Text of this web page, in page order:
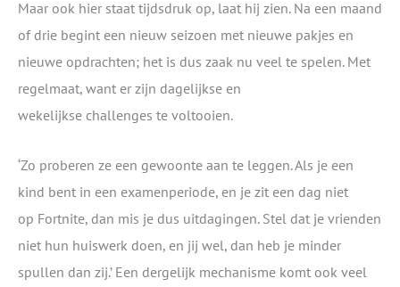
Maar ook hier staat tijdsdruk op, laat hij zien. Na een maand
of drie begint een nieuw seizoen met nieuwe pakjes en
nieuwe opdrachten; het is dus zaak nu veel te spelen. Met
regelmaat, want er zijn dagelijkse en
wekelijkse challenges te voltooien.
‘Zo proberen ze een gewoonte aan te leggen. Als je een
kind bent in een examenperiode, en je zit een dag niet
op Fortnite, dan mis je dus uitdagingen. Stel dat je vrienden
niet hun huiswerk doen, en jij wel, dan heb je minder
spullen dan zij.’ Een dergelijk mechanisme komt ook veel